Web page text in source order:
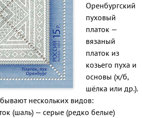
Оренбургский
пуховый
платок —
вязаный
платок из
козьего пуха и
основы (х/б,
шёлка или др.).
нескольких видов:
(шаль) — серые (редко белые)